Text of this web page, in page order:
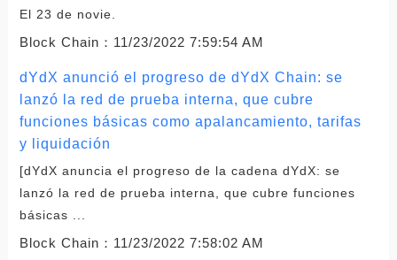
El 23 de novie.
Block Chain： 11/23/2022 7:59:54 AM
dYdX anunció el progreso de dYdX Chain: se
lanzó la red de prueba interna, que cubre
funciones básicas como apalancamiento, tarifas
y liquidación
[dYdX anuncia el progreso de la cadena dYdX: se
lanzó la red de prueba interna, que cubre funciones
básicas ...
Block Chain： 11/23/2022 7:58:02 AM